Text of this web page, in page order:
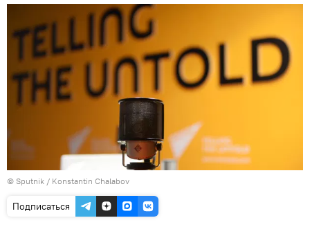
© Sputnik / Konstantin Chalabov
Подписаться